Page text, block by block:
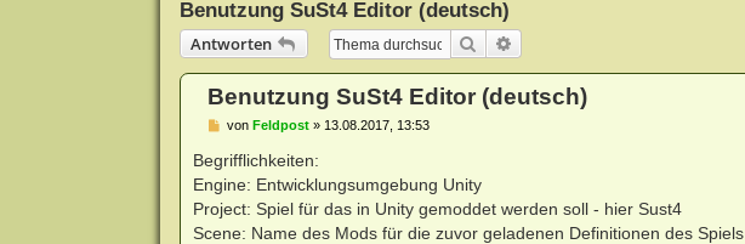
Benutzung SuSt4 Editor (deutsch)
Antworten
Suche
Benutzung SuSt4 Editor (deutsch)
B
i
t
r
a
g
von Feldpost» 13.08.2017, 13:53
Begrifflichkeiten:
Engine: Entwicklungsumgebung Unity
Project: Spiel für das in Unity gemoddet werden soll - hier Sust4
Scene: Name des Mods für die zuvor geladenen Definitionen des Spiels